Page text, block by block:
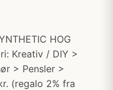
HOG
Kreativ / DIY >
> Pensler >
(regalo 2% fra